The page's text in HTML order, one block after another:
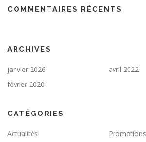
COMMENTAIRES RÉCENTS
ARCHIVES
janvier 2026
avril 2022
février 2020
CATÉGORIES
Actualités Promotions